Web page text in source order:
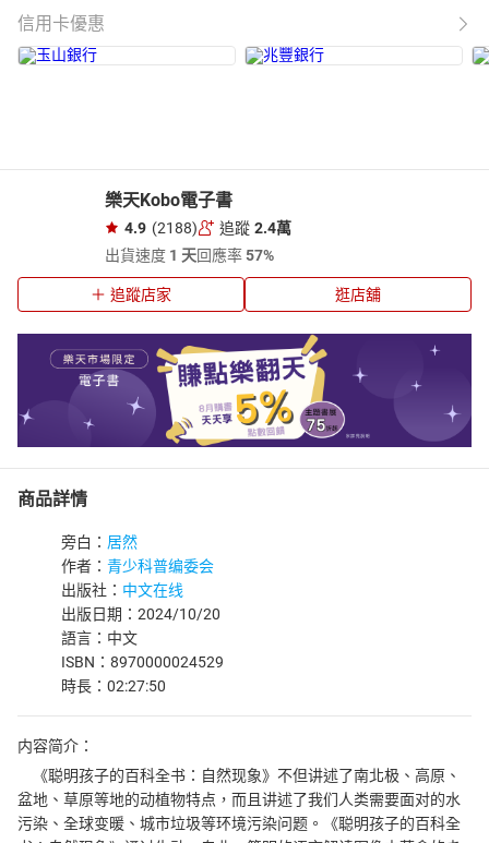
信用卡優惠
樂天Kobo電子書
4.9 (2188) 追蹤 2.4萬
出貨速度 1 天回應率57%
追蹤店家 逛店舖
商品詳情
旁白： 居然
作者： 青少科普编委会
出版社： 中文在线
出版日期：2024/10/20
語言：中文
ISBN：8970000024529
時長：02:27:50
内容简介：
《聪明孩子的百科全书：自然现象》不但讲述了南北极、高原、
盆地、草原等地的动植物特点，而且讲述了我们人类需要面对的水
污染、全球变暖、城市垃圾等环境污染问题。《聪明孩子的百科全